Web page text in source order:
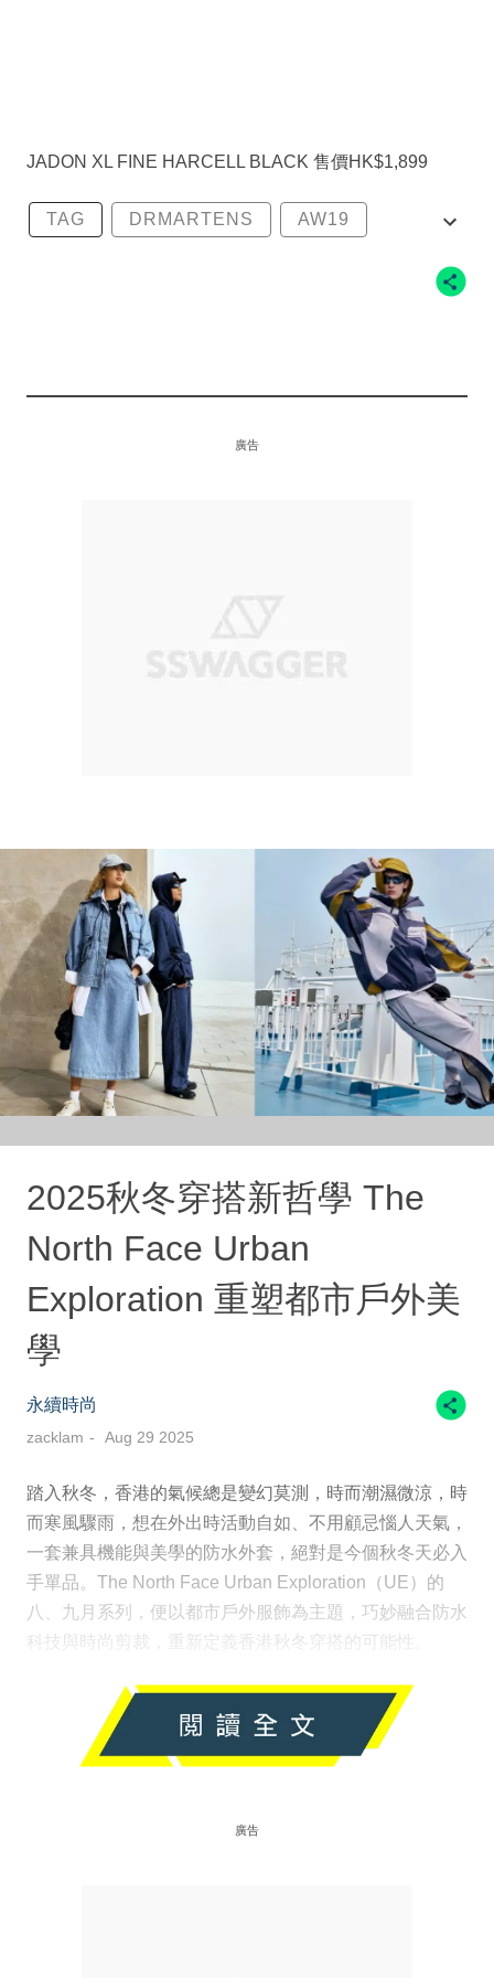
JADON XL FINE HARCELL BLACK 售價HK$1,899
TAG DRMARTENS AW19
廣告
2025秋冬穿搭新哲學 The
North Face Urban
Exploration 重塑都市戶外美
學
永續時尚
zacklam Aug 29 2025
踏入秋冬，香港的氣候總是變幻莫測，時而潮濕微涼，時
而寒風驟雨，想在外出時活動自如、不用顧忌惱人天氣，
一套兼具機能與美學的防水外套，絕對是今個秋冬天必入
手單品。The North Face Urban Exploration（UE）的
八、九月系列，便以都市戶外服飾為主題，巧妙融合防水
科技與時尚剪裁，重新定義香港秋冬穿搭的可能性。
廣告